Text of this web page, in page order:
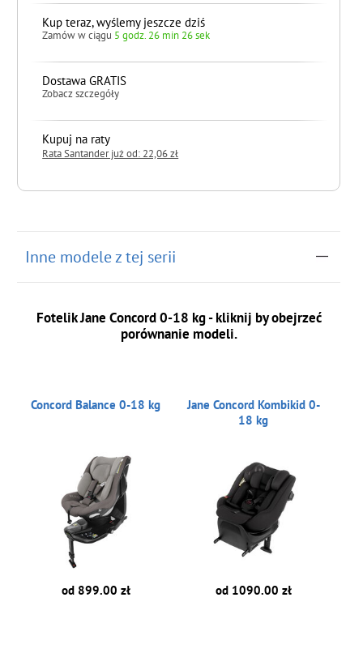
Kup teraz, wyślemy jeszcze dziś
Zamów w ciągu 5 godz. 26 min 25 sek
Dostawa GRATIS
Zobacz szczegóły
Kupuj na raty
Rata Santander już od: 22,06 zł
Inne modele z tej serii
Fotelik Jane Concord 0-18 kg - kliknij by obejrzeć
porównanie modeli.
Concord Balance 0-18 kg
od 899.00 zł
Jane Concord Kombikid 0-
18 kg
od 1090.00 zł